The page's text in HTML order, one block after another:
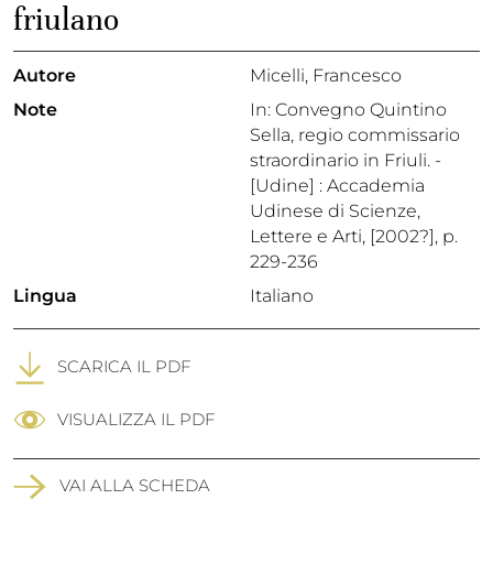
friulano
Autore
Micelli, Francesco
Note
In: Convegno Quintino
Sella, regio commissario
straordinario in Friuli. -
[Udine] : Accademia
Udinese di Scienze,
Lettere e Arti, [2002?], p.
229-236
Lingua
Italiano
SCARICA IL PDF
VISUALIZZA IL PDF
VAI ALLA SCHEDA